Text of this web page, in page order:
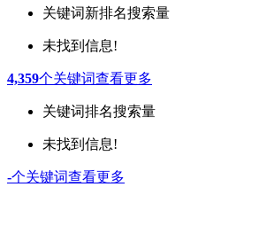
关键词新排名搜索量
未找到信息!
4,359个关键词查看更多
关键词排名搜索量
未找到信息!
-个关键词查看更多